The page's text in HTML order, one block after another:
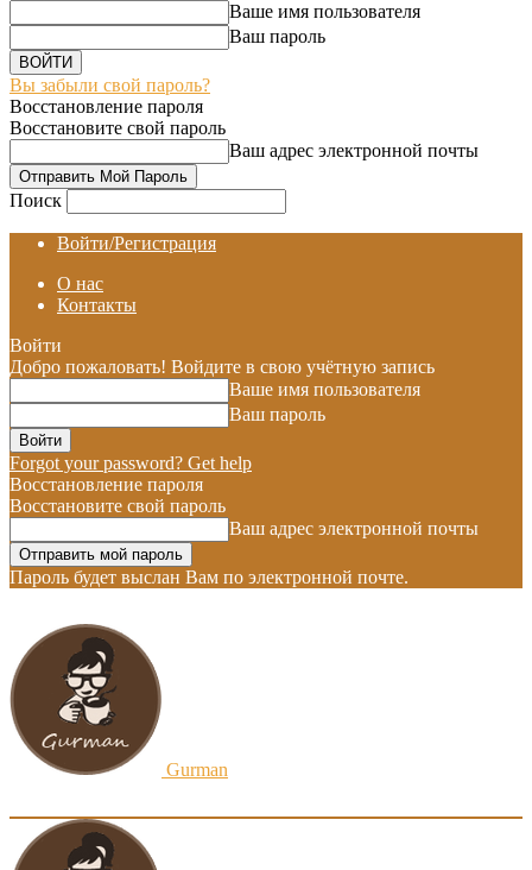
Ваше имя пользователя
Ваш пароль
Вы забыли свой пароль?
Восстановление пароля
Восстановите свой пароль
Ваш адрес электронной почты
Поиск
Войти/Регистрация
О нас
Контакты
Войти
Добро пожаловать! Войдите в свою учётную запись
Ваше имя пользователя
Ваш пароль
Forgot your password? Get help
Восстановление пароля
Восстановите свой пароль
Ваш адрес электронной почты
Пароль будет выслан Вам по электронной почте.
Gurman